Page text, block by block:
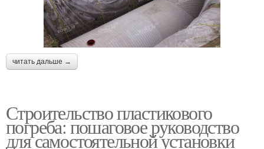
читать дальше →
Строительство пластикового
погреба: пошаговое руководство
для самостоятельной установки